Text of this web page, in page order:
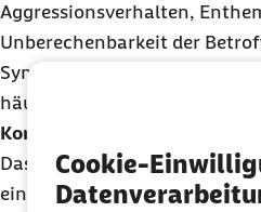
Cookie-
Aggressionsverhalten,
Unberechenbarkeit der
Symptome. Diese spezielle
häufiger Folge nach Schädel-
Korsakow-Syndrom
Das Korsakow-Syndrom ist
eine starke